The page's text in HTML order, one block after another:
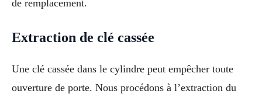
de remplacement.
Extraction de clé cassée
Une clé cassée dans le cylindre peut empêcher toute
ouverture de porte. Nous procédons à l’extraction du